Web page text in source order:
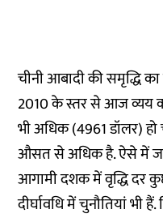
चीनी आबादी की समृद्धि
2010 के स्तर से आज व्यय
भी अधिक (4961 डॉलर)
औसत से अधिक है. ऐसे में
आगामी दशक में वृद्धि दर
दीर्घावधि में चुनौतियां भी